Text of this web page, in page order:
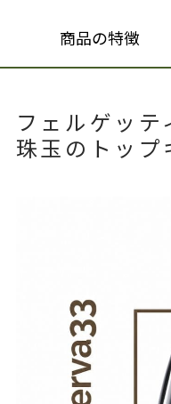
商品の特徴
フェルゲッテ
珠玉のトップ